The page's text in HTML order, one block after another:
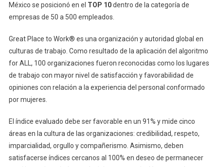
México se posicionó en el TOP 10dentro de la categoría de
empresas de 50 a 500 empleados.
Great Place to Work® es una organización y autoridad global en
culturas de trabajo. Como resultado de la aplicación del algoritmo
for ALL, 100 organizaciones fueron reconocidas como los lugares
de trabajo con mayor nivel de satisfacción y favorabilidad de
opiniones con relación a la experiencia del personal conformado
por mujeres.
El índice evaluado debe ser favorable en un 91% y mide cinco
áreas en la cultura de las organizaciones: credibilidad, respeto,
imparcialidad, orgullo y compañerismo. Asimismo, deben
satisfacerse índices cercanos al 100% en deseo de permanecer